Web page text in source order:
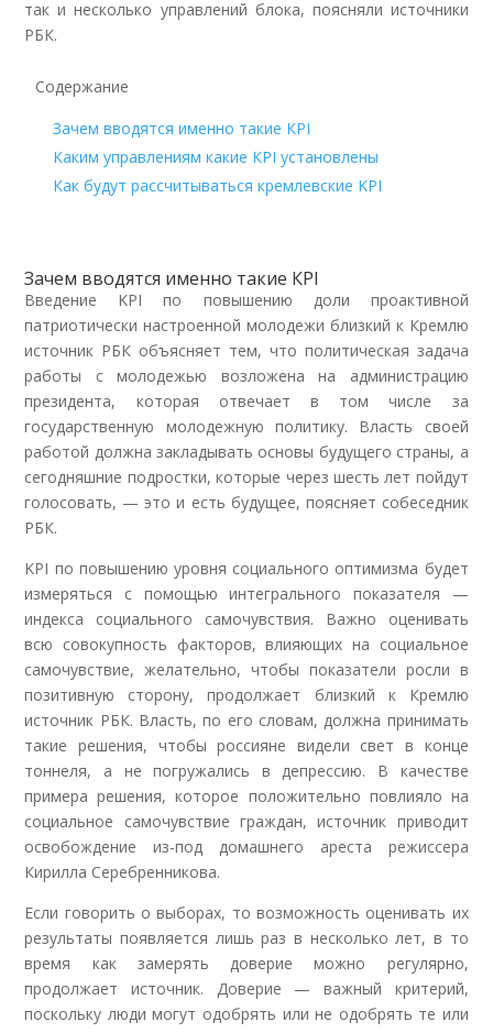
так и несколько управлений блока, поясняли источники
РБК.
Содержание
Зачем вводятся именно такие КPI
Каким управлениям какие КPI установлены
Как будут рассчитываться кремлевские KPI
Зачем вводятся именно такие КPI
Введение KPI по повышению доли проактивной
патриотически настроенной молодежи близкий к Кремлю
источник РБК объясняет тем, что политическая задача
работы с молодежью возложена на администрацию
президента, которая отвечает в том числе за
государственную молодежную политику. Власть своей
работой должна закладывать основы будущего страны, а
сегодняшние подростки, которые через шесть лет пойдут
голосовать, — это и есть будущее, поясняет собеседник
РБК.
KPI по повышению уровня социального оптимизма будет
измеряться с помощью интегрального показателя —
индекса социального самочувствия. Важно оценивать
всю совокупность факторов, влияющих на социальное
самочувствие, желательно, чтобы показатели росли в
позитивную сторону, продолжает близкий к Кремлю
источник РБК. Власть, по его словам, должна принимать
такие решения, чтобы россияне видели свет в конце
тоннеля, а не погружались в депрессию. В качестве
примера решения, которое положительно повлияло на
социальное самочувствие граждан, источник приводит
освобождение из-под домашнего ареста режиссера
Кирилла Серебренникова.
Если говорить о выборах, то возможность оценивать их
результаты появляется лишь раз в несколько лет, в то
время как замерять доверие можно регулярно,
продолжает источник. Доверие — важный критерий,
поскольку люди могут одобрять или не одобрять те или